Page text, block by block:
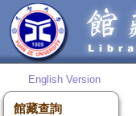
English Version
館藏查詢